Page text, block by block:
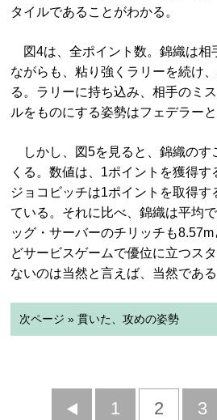
タイルであることがわかる。
図4は、全ポイント数。錦織は相
ながらも、粘り強くラリーを続け
る。ラリーに持ち込み、相手のミ
ルをものにする姿勢はフェデラーと
しかし、図5を見ると、錦織のす
くる。数値は、1ポイントを獲得す
ジョコビッチは1ポイントを取得す
ている。それに比べ、錦織は平均
ッグ・サーバーのチリッチも
どサービスゲームで優位に立つス
ないのは当然と言えば、当然である
次ページ » 貫いた、攻めの姿勢
前
1 2 3